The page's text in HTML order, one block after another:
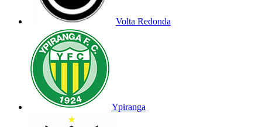
Volta Redonda
Ypiranga